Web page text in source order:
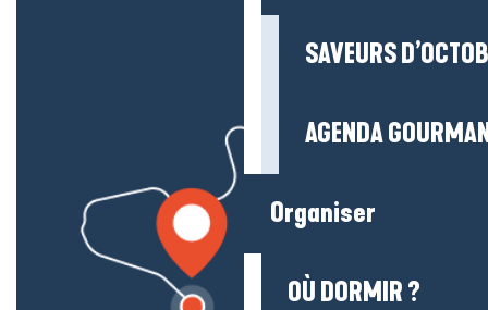
SAVEURS
AGENDA
Organiser
OÙ DORMIR ?